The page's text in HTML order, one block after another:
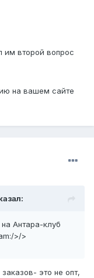
им второй вопрос
на вашем сайте
Антара-клуб
>/>
это не опт,